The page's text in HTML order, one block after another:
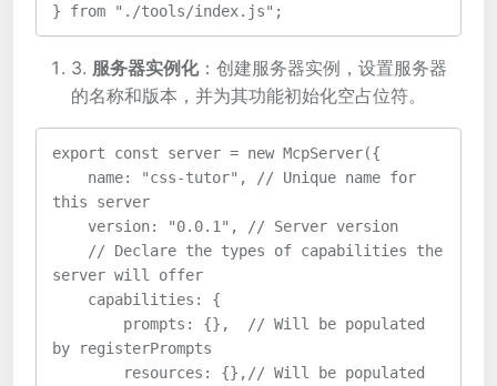
} from "./tools/index.js";
3. 服务器实例化：创建服务器实例，设置服务器
的名称和版本，并为其功能初始化空占位符。
export const server = new McpServer({
name: "css-tutor", // Unique name for
this server
version: "0.0.1", // Server version
// Declare the types of capabilities the
server will offer
capabilities: {
prompts: {},  // Will be populated
by registerPrompts
resources: {},// Will be populated